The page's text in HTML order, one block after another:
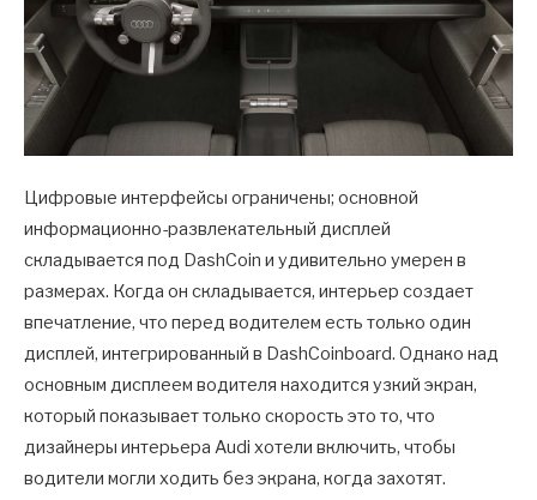
Цифровые интерфейсы ограничены; основной
информационно-развлекательный дисплей
складывается под DashCoin и удивительно умерен в
размерах. Когда он складывается, интерьер создает
впечатление, что перед водителем есть только один
дисплей, интегрированный в DashCoinboard. Однако над
основным дисплеем водителя находится узкий экран,
который показывает только скорость это то, что
дизайнеры интерьера Audi хотели включить, чтобы
водители могли ходить без экрана, когда захотят.